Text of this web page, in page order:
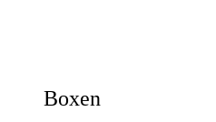
Boxen